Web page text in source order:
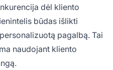
dėl kliento
būdas išlikti
pagalbą. Tai
naudojant kliento